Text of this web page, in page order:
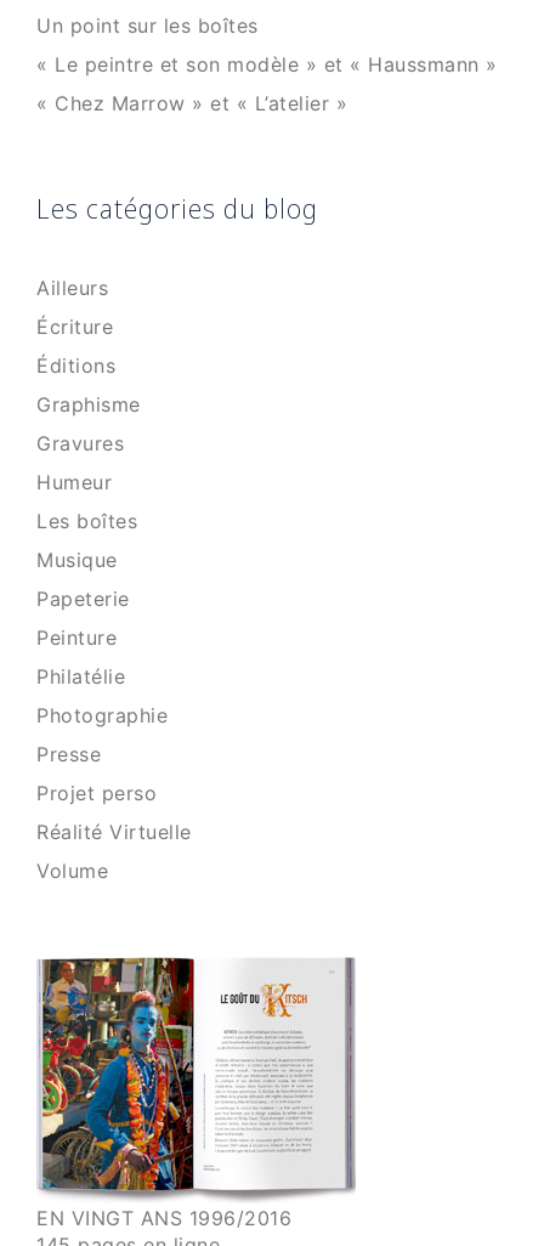
Un point sur les boîtes
« Le peintre et son modèle » et « Haussmann »
« Chez Marrow » et « L’atelier »
Les catégories du blog
Ailleurs
Écriture
Éditions
Graphisme
Gravures
Humeur
Les boîtes
Musique
Papeterie
Peinture
Philatélie
Photographie
Presse
Projet perso
Réalité Virtuelle
Volume
EN VINGT ANS 1996/2016